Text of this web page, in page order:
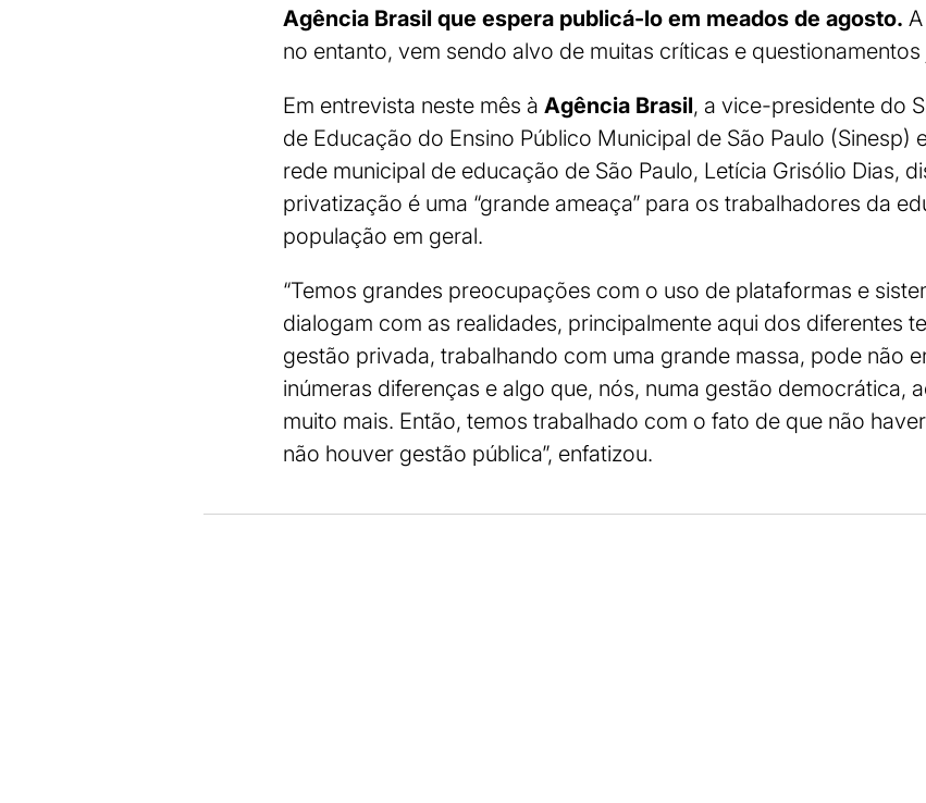
Agência Brasil que espera publicá-lo em meados de agosto.
no entanto, vem sendo alvo de muitas críticas e questionamentos
Em entrevista neste mês à Agência Brasil, a vice-presidente do
de Educação do Ensino Público Municipal de São Paulo (Sinesp)
rede municipal de educação de São Paulo, Letícia Grisólio Dias,
privatização é uma “grande ameaça” para os trabalhadores da
população em geral.
“Temos grandes preocupações com o uso de plataformas e
dialogam com as realidades, principalmente aqui dos diferentes
gestão privada, trabalhando com uma grande massa, pode não
inúmeras diferenças e algo que, nós, numa gestão democrática,
muito mais. Então, temos trabalhado com o fato de que não
não houver gestão pública”, enfatizou.